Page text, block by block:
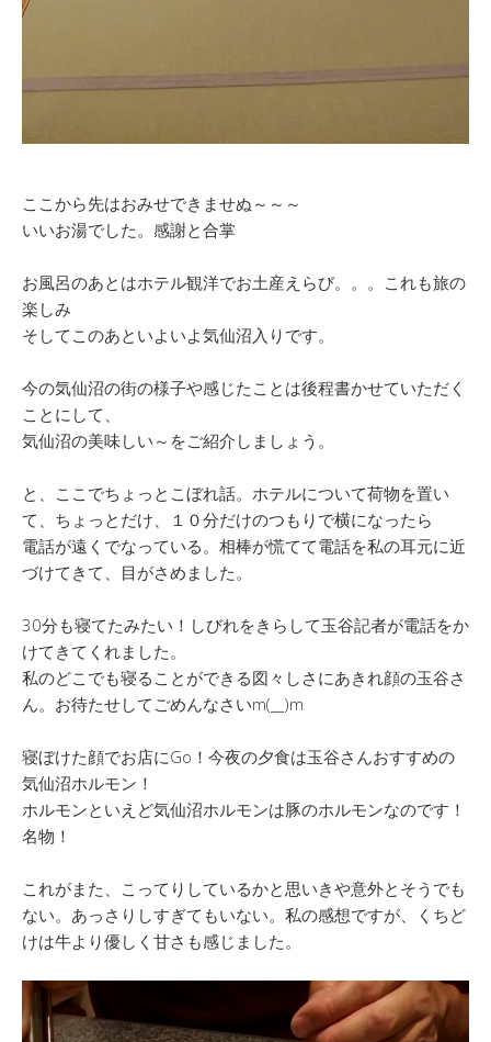
ここから先はおみせできませぬ～～～
いいお湯でした。感謝と合掌
お風呂のあとはホテル観洋でお土産えらび。。。これも旅の
楽しみ
そしてこのあといよいよ気仙沼入りです。
今の気仙沼の街の様子や感じたことは後程書かせていただく
ことにして、
気仙沼の美味しい～をご紹介しましょう。
と、ここでちょっとこぼれ話。ホテルについて荷物を置い
て、ちょっとだけ、１０分だけのつもりで横になったら
電話が遠くでなっている。相棒が慌てて電話を私の耳元に近
づけてきて、目がさめました。
30分も寝てたみたい！しびれをきらして玉谷記者が電話をか
けてきてくれました。
私のどこでも寝ることができる図々しさにあきれ顔の玉谷さ
ん。お待たせしてごめんなさいm(__)m
寝ぼけた顔でお店にGo！今夜の夕食は玉谷さんおすすめの
気仙沼ホルモン！
ホルモンといえど気仙沼ホルモンは豚のホルモンなのです！
名物！
これがまた、こってりしているかと思いきや意外とそうでも
ない。あっさりしすぎてもいない。私の感想ですが、くちど
けは牛より優しく甘さも感じました。